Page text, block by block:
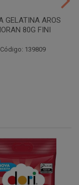
GELATINA AROS
80G FINI
Código: 139809